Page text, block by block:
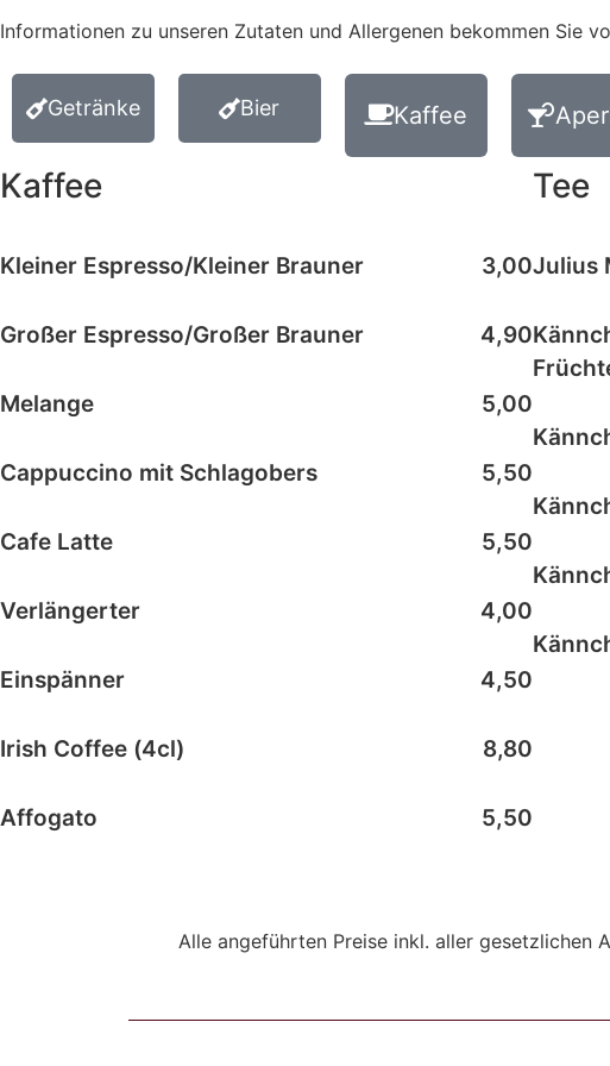
Informationen zu unseren Zutaten und Allergenen bekommen Sie
Getränke Bier Kaffee
Kaffee
Kleiner Espresso/Kleiner Brauner 3,00
Großer Espresso/Großer Brauner 4,90
Melange 5,00
Cappuccino mit Schlagobers 5,50
Cafe Latte 5,50
Verlängerter 4,00
Einspänner 4,50
Irish Coffee (4cl) 8,80
Affogato 5,50
Tee
Julius
Alle angeführten Preise inkl. aller gesetzlichen